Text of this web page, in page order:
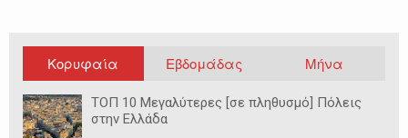
Κορυφαία Εβδομάδας Μήνα
ΤΟΠ 10 Μεγαλύτερες [σε πληθυσμό] Πόλεις
στην Ελλάδα